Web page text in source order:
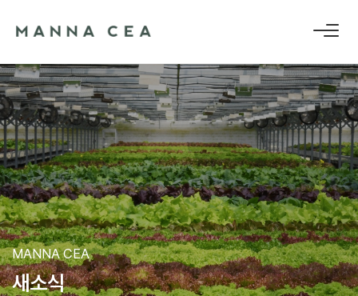
MANNA CEA
새소식